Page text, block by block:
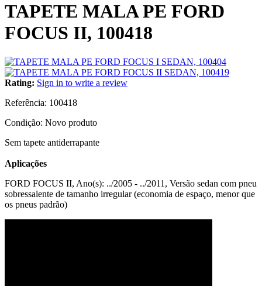
TAPETE MALA PE FORD
FOCUS II, 100418
Rating: Sign in to write a review
Referência: 100418
Condição: Novo produto
Sem tapete antiderrapante
Aplicações
FORD FOCUS II, Ano(s): ../2005 - ../2011, Versão sedan com pneu
sobressalente de tamanho irregular (economia de espaço, menor que
os pneus padrão)